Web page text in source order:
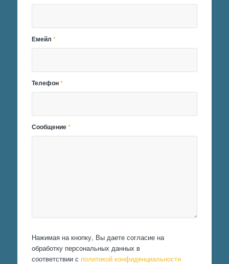
Емейл*
Телефон*
Сообщение*
Нажимая на кнопку, Вы даете согласие на
обработку персональных данных в
соответствии с политикой конфиденциальности